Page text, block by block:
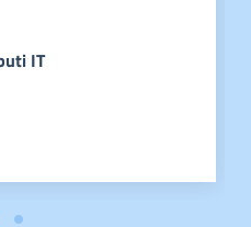
IT
IT